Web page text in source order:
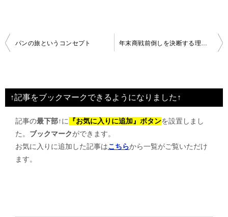
投
ビ
ゲ
パンの旅というコンセプト
↑記事をブックマークできるようになりました↑
記事の最下部↑に 『お気に入りに追加』ボタンを設置しまし
た。 ブックマークができます。
お気に入りに追加した記事はこちらから一覧がご覧いただけ
ます。